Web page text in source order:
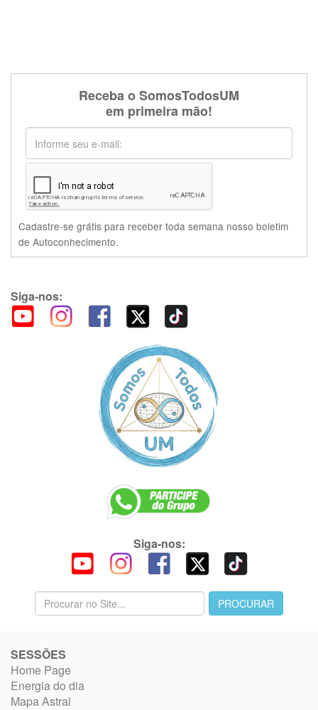
Receba o SomosTodosUM
em primeira mão!
Cadastre-se grátis para receber toda semana nosso boletim
de Autoconhecimento.
Siga-nos:
Siga-nos:
SESSÕES
Home Page
Energia do dia
Mapa Astral